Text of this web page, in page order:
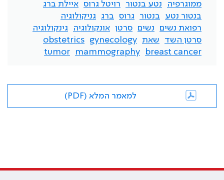
ממוגרפיה
נטע בנטור רויטל גרוס
איילת ברג
בנטור נטע
בנטור גרוס ברג
גניקולוגיה
רפואת נשים
נשים סרטן אונקולוגיה
גינקולוגיה
סרטן השד
שאת gynecology
obstetrics
breast cancer
mammography
tumor
למאמר המלא (PDF)